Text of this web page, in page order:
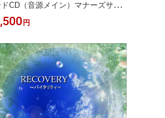
ドCD（音源メイン）マナーズサウ
ド 音響振動療法 音響療法 サイマテ
クス マナーズ 特殊音響
円